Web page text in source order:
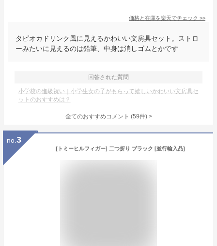
価格と在庫を楽天でチェック >>
タピオカドリンク風に見えるかわいい文房具セット。ストロ
ーみたいに見えるのは鉛筆、中身は消しゴムとかです
回答された質問
小学校の進級祝い｜小学生女の子がもらって嬉しいかわいい文房具セ
ットのおすすめは？
全てのおすすめコメント (59件) >
no. 3
[トミーヒルフィガー] 二つ折り ブラック [並行輸入品]